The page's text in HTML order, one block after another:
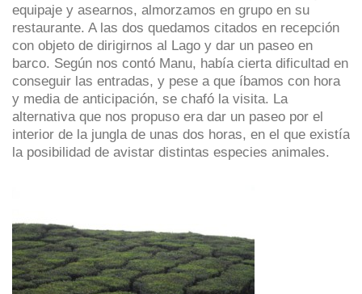
equipaje y asearnos, almorzamos en grupo en su
restaurante. A las dos quedamos citados en recepción
con objeto de dirigirnos al Lago y dar un paseo en
barco. Según nos contó Manu, había cierta dificultad en
conseguir las entradas, y pese a que íbamos con hora
y media de anticipación, se chafó la visita. La
alternativa que nos propuso era dar un paseo por el
interior de la jungla de unas dos horas, en el que existía
la posibilidad de avistar distintas especies animales.